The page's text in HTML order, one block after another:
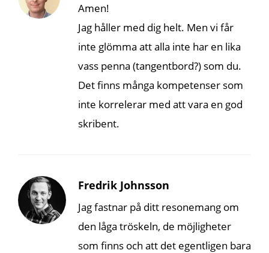
Amen!
Jag håller med dig helt. Men vi får
inte glömma att alla inte har en lika
vass penna (tangentbord?) som du.
Det finns många kompetenser som
inte korrelerar med att vara en god
skribent.
Fredrik Johnsson
Jag fastnar på ditt resonemang om
den låga tröskeln, de möjligheter
som finns och att det egentligen bara